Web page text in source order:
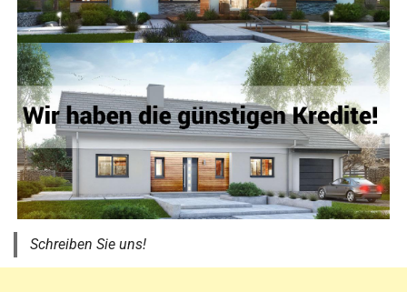
Schreiben Sie uns!